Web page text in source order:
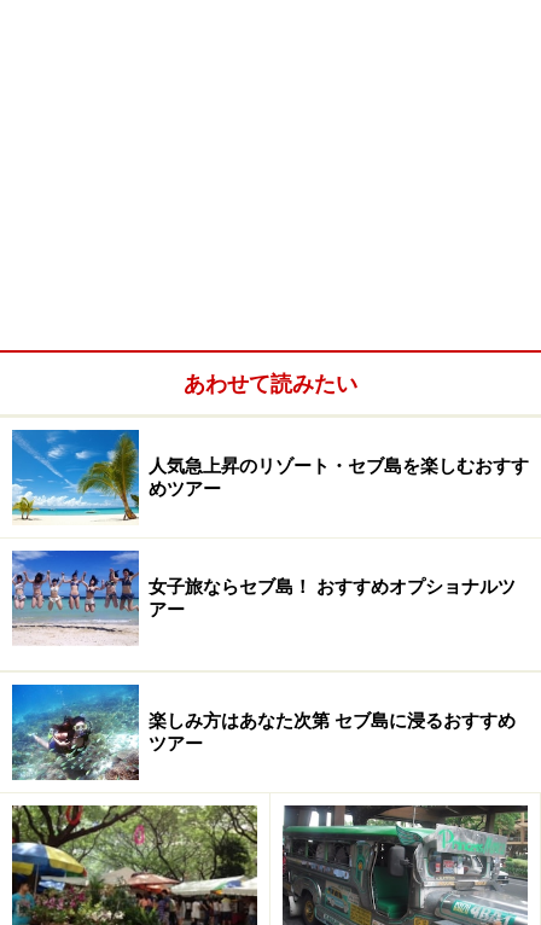
Thai（ヌアッタイ）」といったマッサージ店を利用して
みましょう。リラックス満点のマッサージ後は、50～
100ペソ程度のチップを渡すのをお忘れなく！
フィリピンは和食がお得
近隣の東南アジア諸国と比べ、日本食料理店での食事は
比較的リーズナブルです。マニラには日本食料理店や居
酒屋が軒を連ねる「リトル東京」と呼ばれる駐在員や観
光客に人気のスポットがあり、ここへ足を運べば和食が
ひととおり揃うので大変便利。滞在中に日本食が恋しく
なったときには、ぜひ利用してみましょう。また、近頃
では居酒屋チェーン「ワタミ」やラーメン専門店「山頭
火」や「三ツ矢製麺」、「吉虎」などが続々オープン
（2013年6月現在）。お得感はそれほど感じられないか
もしれませんが、日本の味が恋しくなったら利用してみ
たいものです。
あわせて読みたい
人気急上昇のリゾート・セブ島を楽しむおすす
めツアー
女子旅ならセブ島！ おすすめオプショナルツ
アー
楽しみ方はあなた次第 セブ島に浸るおすすめ
ツアー